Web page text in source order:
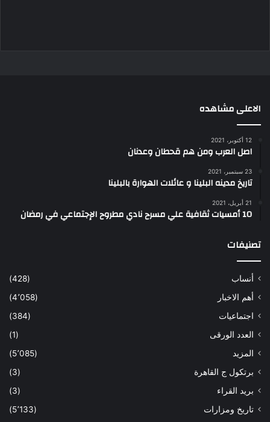
الاعلى مشاهده
12 أكتوبر، 2021
اصل العرب ومن هم قحطان وعدنان
23 سبتمبر، 2021
تاريخ مدينه البلينا و عائلات الهوارة بالبلينا
21 أبريل، 2021
10 أمسيات ثقافية علي مسرح نادي مطروح الإجتماعي في رمضان
تصنيفات
أنساب
(428)
أهم الاخبار
(4٬058)
اجتماعيات
(384)
العدد الورقى
(1)
المزيد
(5٬085)
برتكول ج القاهرة
(3)
بريد القراء
(3)
تاريخ ومزارات
(5٬133)